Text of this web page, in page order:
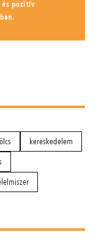
és pozitív
kereskedelem